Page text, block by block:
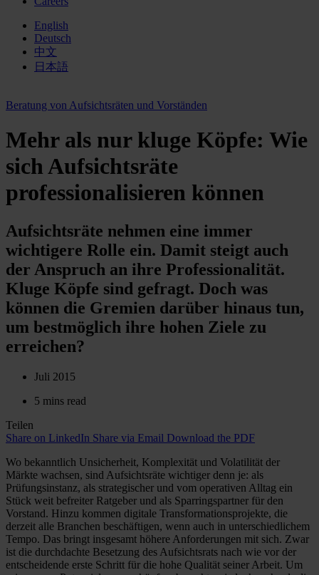
English
Deutsch
中文
日本語
Beratung von Aufsichtsräten und Vorständen
Mehr als nur kluge Köpfe: Wie
sich Aufsichtsräte
professionalisieren können
Aufsichtsräte nehmen eine immer
wichtigere Rolle ein. Damit steigt auch
der Anspruch an ihre Professionalität.
Kluge Köpfe sind gefragt. Doch was
können die Gremien darüber hinaus tun,
um bestmöglich ihre hohen Ziele zu
erreichen?
Juli 2015
5 mins read
Teilen
Share on LinkedIn Share via Email Download the PDF
Wo bekanntlich Unsicherheit, Komplexität und Volatilität der
Märkte wachsen, sind Aufsichtsräte wichtiger denn je: als
Prüfungsinstanz, als strategischer und vom operativen Alltag ein
Stück weit befreiter Ratgeber und als Sparringspartner für den
Vorstand. Hinzu kommen digitale Transformationsprojekte, die
derzeit alle Branchen beschäftigen, wenn auch in unterschiedlichem
Tempo. Das bringt insgesamt höhere Anforderungen mit sich. Zwar
ist die durchdachte Besetzung des Aufsichtsrats nach wie vor der
entscheidende erste Schritt für die hohe Qualität seiner Arbeit. Um